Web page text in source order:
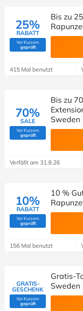
25%
RABATT
Vor Kurzem
geprüft(Von Savoo geprüft)
Bis zu
415 Mal benutzt
70%
SALE
Vor Kurzem
geprüft(Von Savoo geprüft)
Bis zu
Sweden
Verfällt am 31.8.26
10%
RABATT
Vor Kurzem
geprüft(Von Savoo geprüft)
10 %
156 Mal benutzt
GRATIS-
GESCHENK
Vor Kurzem
geprüft(Von Savoo geprüft)
Gratis-
Sweden